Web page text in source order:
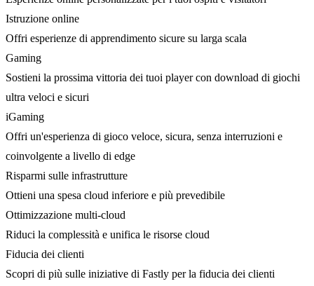
Istruzione online
Offri esperienze di apprendimento sicure su larga scala
Gaming
Sostieni la prossima vittoria dei tuoi player con download di giochi
ultra veloci e sicuri
iGaming
Offri un'esperienza di gioco veloce, sicura, senza interruzioni e
coinvolgente a livello di edge
Risparmi sulle infrastrutture
Ottieni una spesa cloud inferiore e più prevedibile
Ottimizzazione multi-cloud
Riduci la complessità e unifica le risorse cloud
Fiducia dei clienti
Scopri di più sulle iniziative di Fastly per la fiducia dei clienti